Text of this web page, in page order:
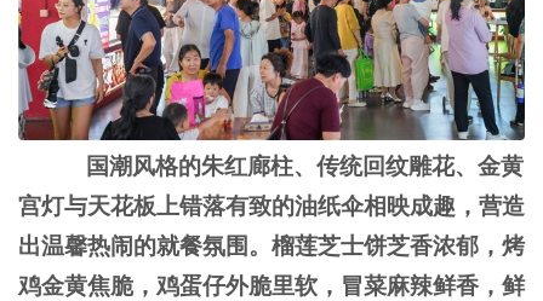
国潮风格的朱红廊柱、传统回纹雕花、金黄
宫灯与天花板上错落有致的油纸伞相映成趣，营造
出温馨热闹的就餐氛围。榴莲芝士饼芝香浓郁，烤
鸡金黄焦脆，鸡蛋仔外脆里软，冒菜麻辣鲜香，鲜